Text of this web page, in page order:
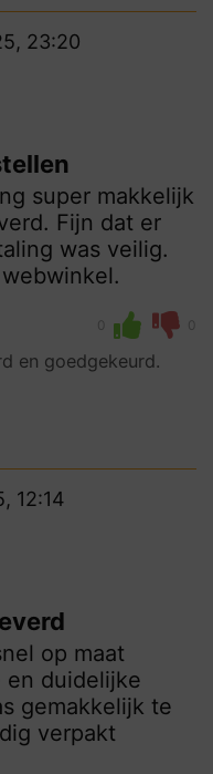
23:20
super makkelijk
Fijn dat er
was veilig.
0 0
en goedgekeurd.
12:14
op maat
en duidelijke
gemakkelijk te
verpakt